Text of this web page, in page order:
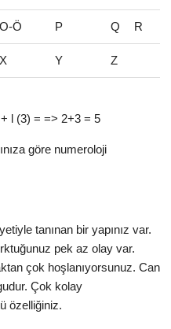
O-Ö P Q R
X Y Z
l (3) = => 2+3 = 5
göre numeroloji
tanınan bir yapınız var.
pek az olay var.
çok hoşlanıyorsunuz. Can
Çok kolay
özelliğiniz.